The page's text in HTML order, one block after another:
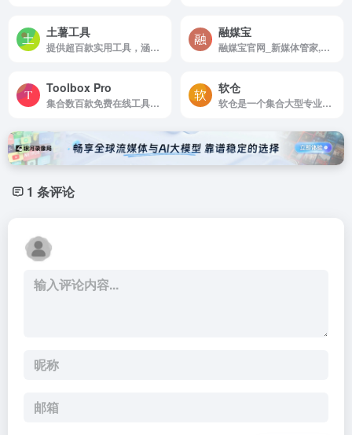
土薯工具
提供超百款实用工具，涵盖生活日常、办公学习、游戏娱乐、图像处理、编程开发、编码加密、趣味休闲 7 大板块，无需下载，即开即用，一站式满足您的各类工具需求。
融媒宝
融媒宝官网_新媒体管家,自媒体平台多账号同步管理
Toolbox Pro
集合数百款免费在线工具平台，工具覆盖计算、单位转换、开发辅助、设计制作、日常查询等全场景，支持多语言和多单位切换，满足学生、职场人、开发者等不同人群的高效需求。
软仓
软仓是一个集合大型专业软件的导航网站
1 条评论